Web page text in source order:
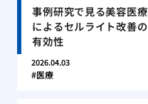
事例研究で見る美容医療
によるセルライト改善の
有効性
2026.04.03
医療